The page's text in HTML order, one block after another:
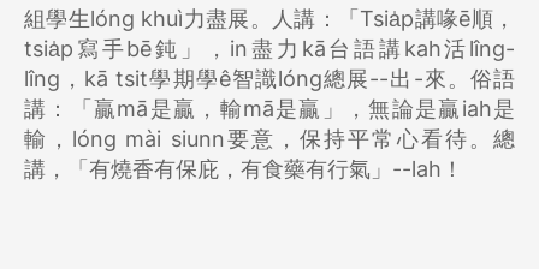
組學生lóng khuì力盡展。人講：「Tsia̍p講喙ē順，
tsia̍p寫手bē鈍」，in盡力kā台語講kah活lîng-
lîng，kā tsit學期學ê智識lóng總展--出-來。俗語
講：「贏mā是贏，輸mā是贏」，無論是贏iah是
輸，lóng mài siunn要意，保持平常心看待。總
講，「有燒香有保庇，有食藥有行氣」--lah！